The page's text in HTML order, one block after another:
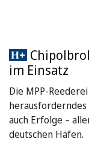
im Einsatz
Die MPP-
auch Erfolge –
deutschen Häfen.